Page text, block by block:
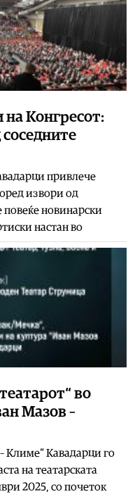
на Конгресот:
привлече
извори од
повеќе новинарски
настан во
во
Мазов –
Климе“ Кавадарци го
на театарската
2025, со почеток